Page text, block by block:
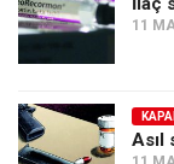
11
Asıl